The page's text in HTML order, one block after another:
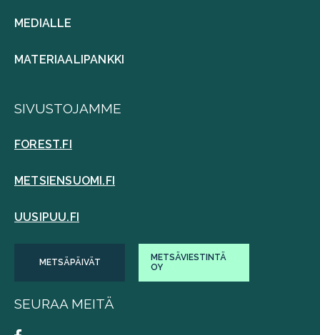
MEDIALLE
MATERIAALIPANKKI
SIVUSTOJAMME
FOREST.FI
METSIENSUOMI.FI
UUSIPUU.FI
METSÄPÄIVÄT
METSÄVIESTINTÄ
OY
SEURAA MEITÄ